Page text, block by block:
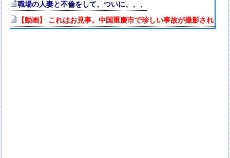
職場の人妻と不倫をして、ついに、、、
【動画】 これはお見事。中国重慶市で珍しい事故が撮影される。